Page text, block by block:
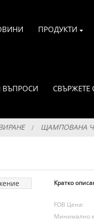
ПРОДУКТИ
ВЪПРОСИ СВЪРЖЕТЕ
ЩАМПОВАНА
Кратко
FOB Цена:
Минимално